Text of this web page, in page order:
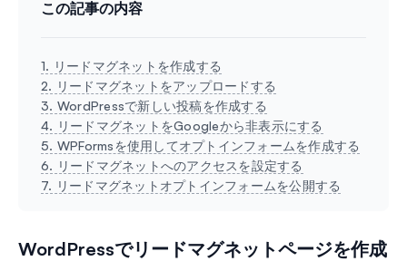
この記事の内容
1. リードマグネットを作成する
2. リードマグネットをアップロードする
3. WordPressで新しい投稿を作成する
4. リードマグネットをGoogleから非表示にする
5. WPFormsを使用してオプトインフォームを作成する
6. リードマグネットへのアクセスを設定する
7. リードマグネットオプトインフォームを公開する
WordPressでリードマグネットページを作成